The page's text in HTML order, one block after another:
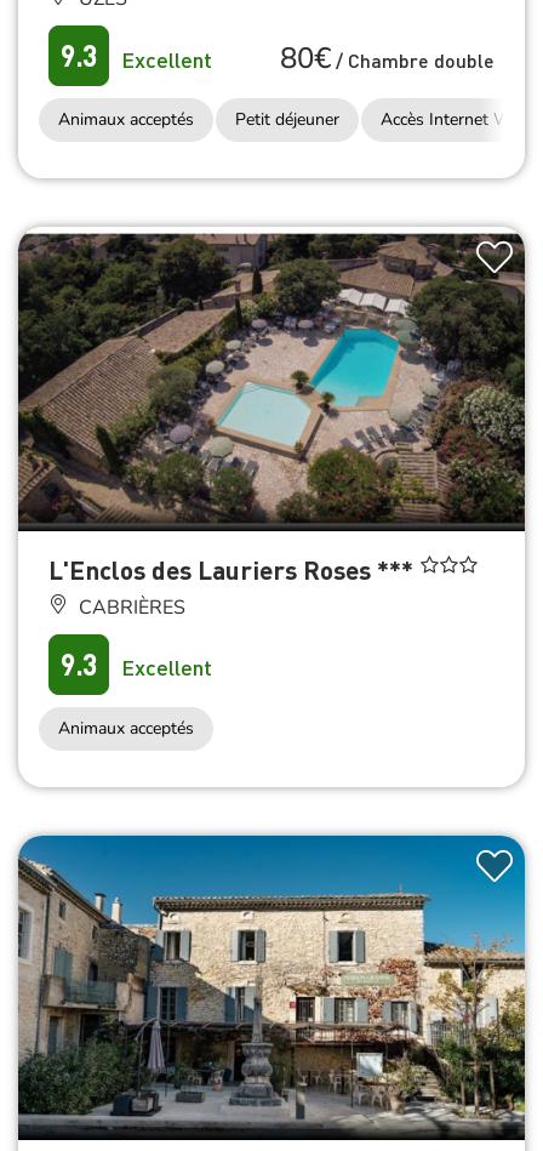
9.3 Excellent 80€/ Chambre double
Animaux acceptés Petit déjeuner Accès Internet Wifi
L'Enclos des Lauriers Roses ***
CABRIÈRES
9.3 Excellent
Animaux acceptés